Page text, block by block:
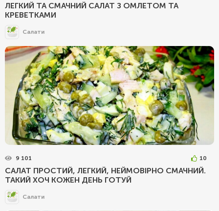
ЛЕГКИЙ ТА СМАЧНИЙ САЛАТ З ОМЛЕТОМ ТА
КРЕВЕТКАМИ
Салати
9 101 10
САЛАТ ПРОСТИЙ, ЛЕГКИЙ, НЕЙМОВІРНО СМАЧНИЙ.
ТАКИЙ ХОЧ КОЖЕН ДЕНЬ ГОТУЙ
Салати